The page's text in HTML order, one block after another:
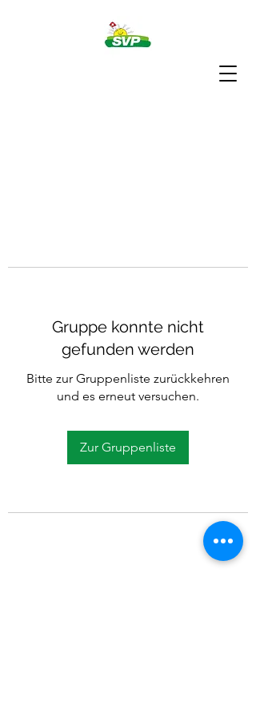
Gruppe konnte nicht
gefunden werden
Bitte zur Gruppenliste zurückkehren
und es erneut versuchen.
Zur Gruppenliste